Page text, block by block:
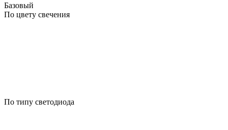
Базовый
По цвету свечения
По типу светодиода